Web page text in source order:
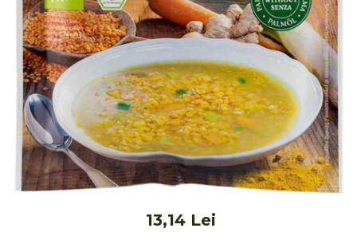
Energizante
Carbogazoase
Siropuri Bio
Cacao si inlocuitori
Seminte bio pentru germinat
Seminte din plante oleaginoase
Superalimente bio
Fructe si legume Bio
Alimente de baza
Cereale, fulgi din cereale, mic13,14 Lei